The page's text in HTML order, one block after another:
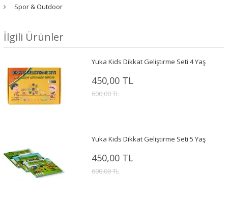
Spor & Outdoor
İlgili Ürünler
Yuka Kids Dikkat Geliştirme Seti 4 Yaş
450,00 TL
600,00 TL
Yuka Kids Dikkat Geliştirme Seti 5 Yaş
450,00 TL
600,00 TL